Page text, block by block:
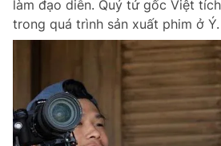
làm đạo diễn. Quý tử gốc Việt
trong quá trình sản xuất phim ở Ý.